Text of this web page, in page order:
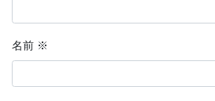
名前 ※